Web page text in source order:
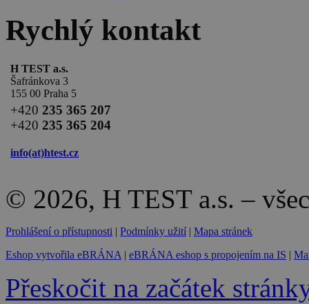
Rychlý kontakt
H TEST a.s.
Šafránkova 3
155 00 Praha 5
+420 235 365 207
+420 235 365 204
info(at)htest.cz
© 2026, H TEST a.s. –
Prohlášení o přístupnosti | Podmínky užití | Mapa stránek
Eshop vytvořila eBRÁNA | eBRÁNA eshop s propojením na IS |
Přeskočit na začátek